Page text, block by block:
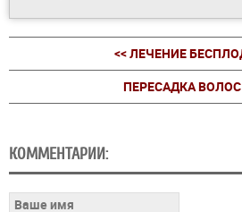
<< ЛЕЧЕНИЕ
ПЕРЕСАДКА ВОЛОС
КОММЕНТАРИИ: